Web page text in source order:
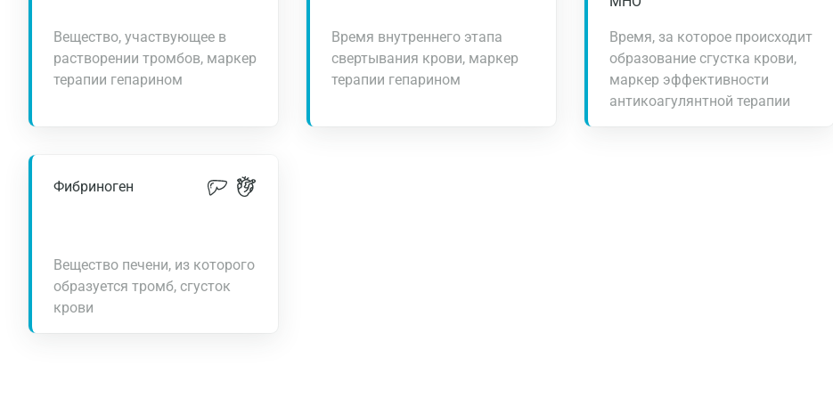
Вещество, участвующее в
растворении тромбов, маркер
терапии гепарином
Время внутреннего этапа
свертывания крови, маркер
терапии гепарином
Время, за которое происходит
образование сгустка крови,
маркер эффективности
антикоагулянтной терапии
Фибриноген
Вещество печени, из которого
образуется тромб, сгусток
крови